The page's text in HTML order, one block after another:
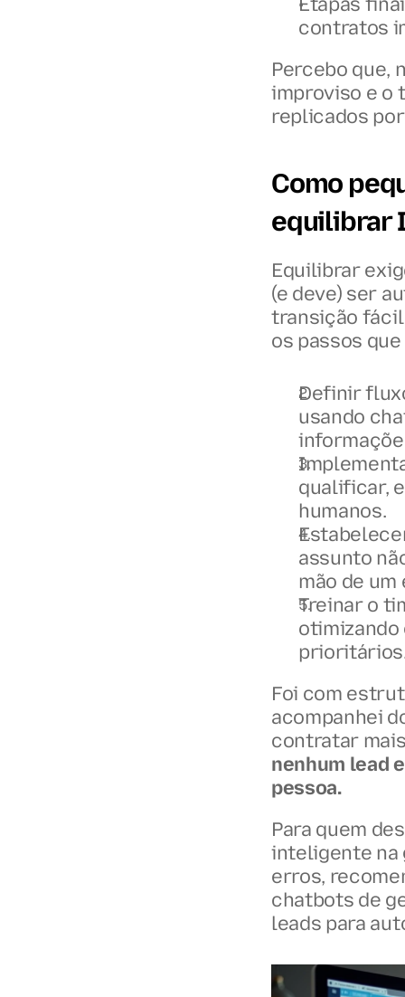
contratos
Percebo que,
improviso e o
replicados
Como
equilibrar
Equilibrar
(e deve) ser
transição fácil
os passos
Definir
usando
qualificar,
humanos.
assunto
mão de
Treinar o
otimizando
Foi com
acompanhei
contratar
nenhum lead
pessoa.
Para quem
inteligente na
erros,
chatbots de
leads para